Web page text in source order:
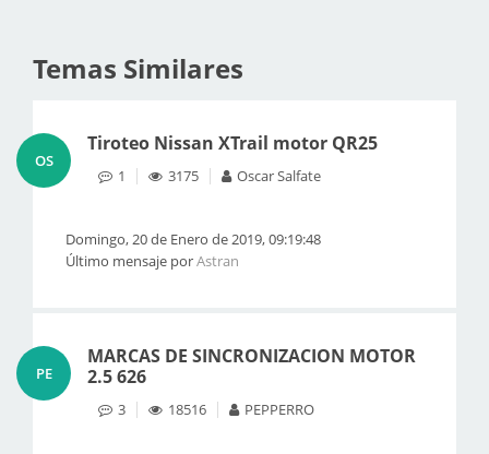
Temas Similares
OS
Tiroteo Nissan XTrail motor QR25
1 3175 Oscar Salfate
Domingo, 20 de Enero de 2019, 09:19:48
Último mensaje porAstran
PE
MARCAS DE SINCRONIZACION MOTOR
2.5 626
3 18516 PEPPERRO